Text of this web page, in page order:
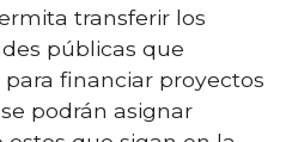
transferir los
públicas que
financiar proyectos
podrán asignar